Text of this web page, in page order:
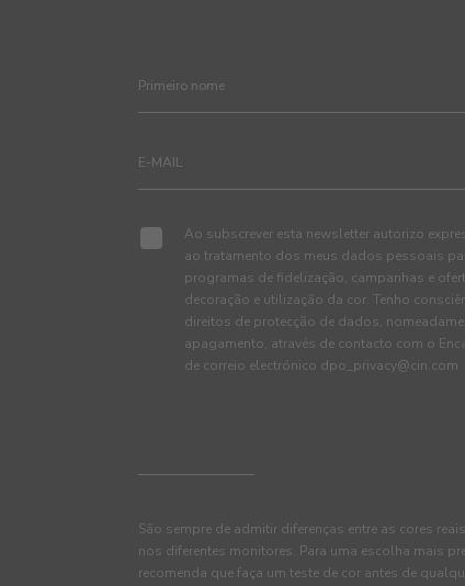
Ao subscrever esta newsletter autorizo
ao tratamento dos meus dados pessoais
programas de fidelização, campanhas e
decoração e utilização da cor. Tenho
direitos de protecção de dados,
apagamento, através de contacto com o
de correio electrónico dpo_privacy@cin.com
São sempre de admitir diferenças entre as cores
nos diferentes monitores. Para uma escolha mais
recomenda que faça um teste de cor antes de